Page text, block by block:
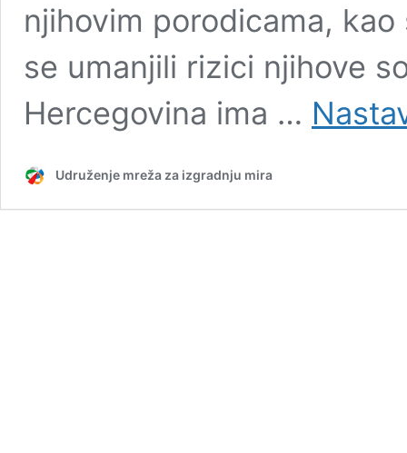
njihovim porodicama,
se umanjili rizici njihove
Hercegovina ima …
Udruženje mreža za izgradnju mira